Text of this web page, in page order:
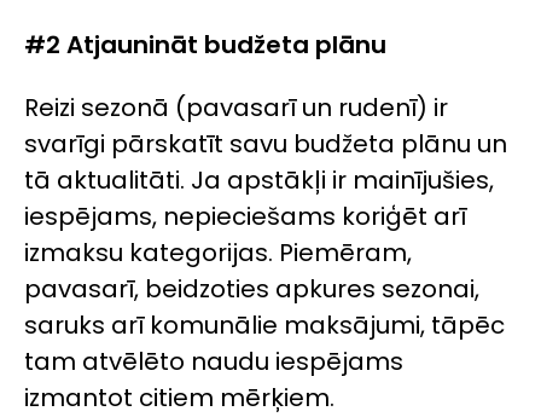
#2 Atjaunināt budžeta plānu
Reizi sezonā (pavasarī un rudenī) ir
svarīgi pārskatīt savu budžeta plānu un
tā aktualitāti. Ja apstākļi ir mainījušies,
iespējams, nepieciešams koriģēt arī
izmaksu kategorijas. Piemēram,
pavasarī, beidzoties apkures sezonai,
saruks arī komunālie maksājumi, tāpēc
tam atvēlēto naudu iespējams
izmantot citiem mērķiem.